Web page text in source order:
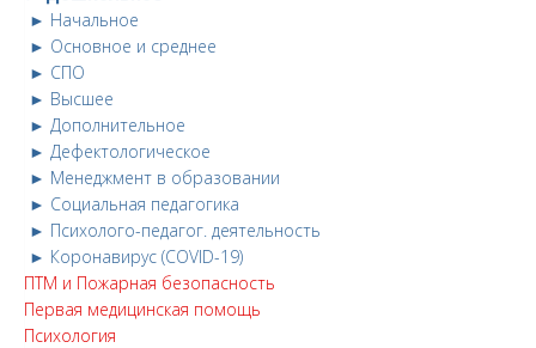
► Начальное
► Основное и среднее
► СПО
► Высшее
► Дополнительное
► Дефектологическое
► Менеджмент в образовании
► Социальная педагогика
► Психолого-педагог. деятельность
► Коронавирус (COVID-19)
ПТМ и Пожарная безопасность
Первая медицинская помощь
Психология